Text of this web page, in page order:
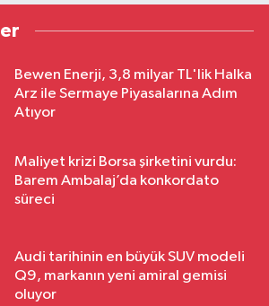
Bewen Enerji, 3,8 milyar TL'lik Halka
Arz ile Sermaye Piyasalarına Adım
Atıyor
Maliyet krizi Borsa şirketini vurdu:
Barem Ambalaj’da konkordato
süreci
Audi tarihinin en büyük SUV modeli
Q9, markanın yeni amiral gemisi
oluyor